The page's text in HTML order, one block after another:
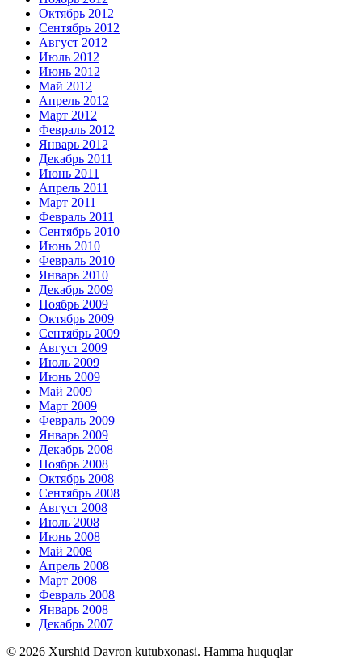
Октябрь 2012
Сентябрь 2012
Август 2012
Июль 2012
Июнь 2012
Май 2012
Апрель 2012
Март 2012
Февраль 2012
Январь 2012
Декабрь 2011
Июнь 2011
Апрель 2011
Март 2011
Февраль 2011
Сентябрь 2010
Июнь 2010
Февраль 2010
Январь 2010
Декабрь 2009
Ноябрь 2009
Октябрь 2009
Сентябрь 2009
Август 2009
Июль 2009
Июнь 2009
Май 2009
Март 2009
Февраль 2009
Январь 2009
Декабрь 2008
Ноябрь 2008
Октябрь 2008
Сентябрь 2008
Август 2008
Июль 2008
Июнь 2008
Май 2008
Апрель 2008
Март 2008
Февраль 2008
Январь 2008
Декабрь 2007
© 2026 Xurshid Davron kutubxonasi. Hamma huquqlar